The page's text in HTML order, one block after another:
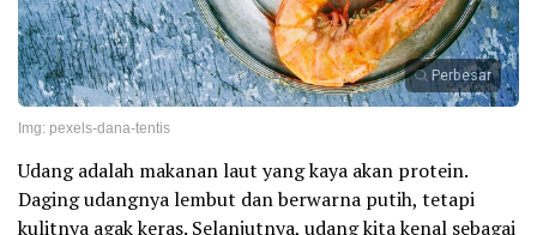
Perbesar
Img: pexels-dana-tentis
Udang adalah makanan laut yang kaya akan protein.
Daging udangnya lembut dan berwarna putih, tetapi
kulitnya agak keras. Selanjutnya, udang kita kenal sebagai